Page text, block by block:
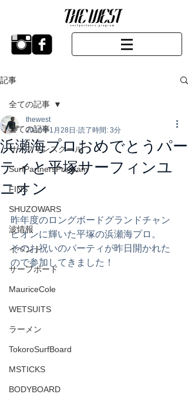
記事
全ての記事
サーフィンスクール
SurfPartnersProgram
FINS
SHUZOWARS
波情報
イベント
サーフボード
MauriceCole
WETSUITS
ラーメン
TokoroSurfBoard
MSTICKS
BODYBOARD
全ての記事
浜瀬海プロおめでとうパー
ティと平塚サーフィンユ
ニオン
thewest
2018年1月28日 読了時間: 3分
昨年度のロングボードグランドチャン
ピオンに輝いた平塚の浜瀬海プロ。
そのお祝いのパーティが昨日開かれた
ので参加してきました！